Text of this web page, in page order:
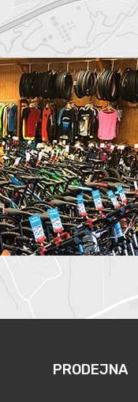
PRODEJNA